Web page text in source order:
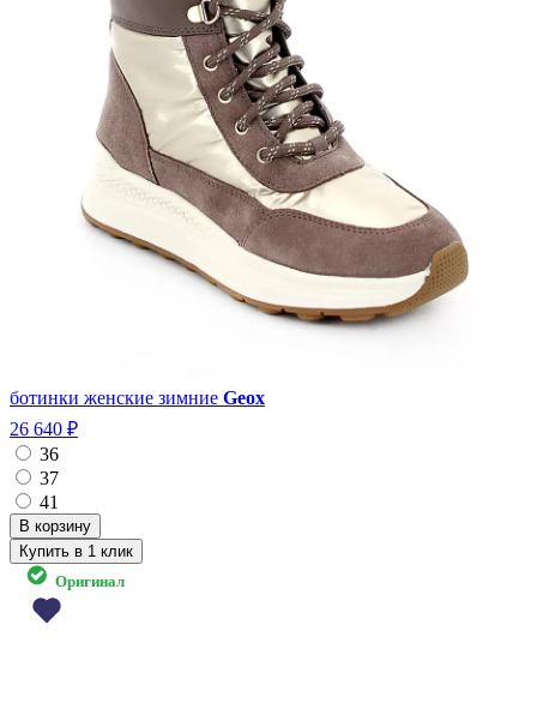
ботинки женские зимние Geox
26 640 ₽
36
37
41
Купить в 1 клик
Оригинал